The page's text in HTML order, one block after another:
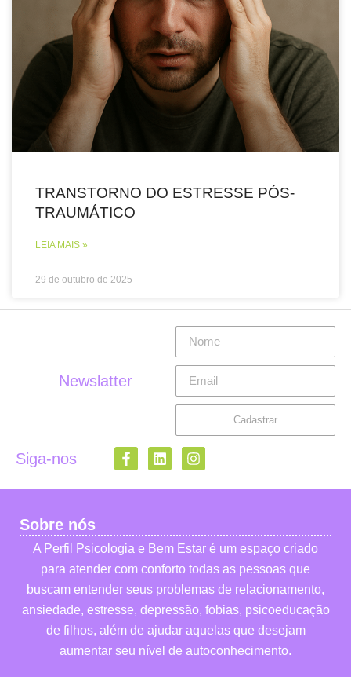
TRANSTORNO DO ESTRESSE PÓS-
TRAUMÁTICO
LEIA MAIS »
29 de outubro de 2025
Newslatter
Cadastrar
Siga-nos
Sobre nós
A Perfil Psicologia e Bem Estar é um espaço criado
para atender com conforto todas as pessoas que
buscam entender seus problemas de relacionamento,
ansiedade, estresse, depressão, fobias, psicoeducação
de filhos, além de ajudar aquelas que desejam
aumentar seu nível de autoconhecimento.